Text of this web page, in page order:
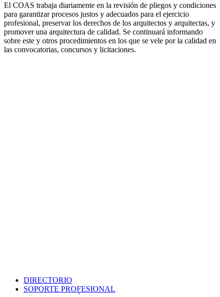
El COAS trabaja diariamente en la revisión de pliegos y condiciones
para garantizar procesos justos y adecuados para el ejercicio
profesional, preservar los derechos de los arquitectos y arquitectas, y
promover una arquitectura de calidad. Se continuará informando
sobre este y otros procedimientos en los que se vele por la calidad en
las convocatorias, concursos y licitaciones.
DIRECTORIO
SOPORTE PROFESIONAL